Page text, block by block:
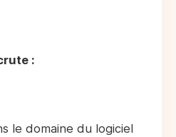
:
le domaine du logiciel